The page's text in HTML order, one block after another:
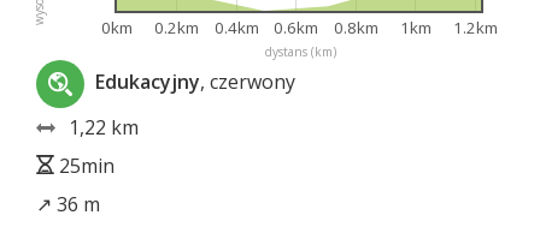
dystans (km)
0km 0.2km 0.4km 0.6km 0.8km 1km 1.2km
Edukacyjny, czerwony
1,22 km
25min
↗ 36 m